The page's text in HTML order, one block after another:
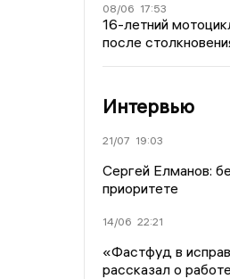
08/06 17:53
16-летний
после
Интервью
21/07 19:03
Сергей Елманов:
приоритете
14/06 22:21
«Фастфуд в
рассказал о